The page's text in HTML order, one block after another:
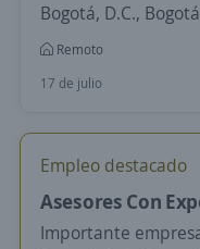
Bogotá, D.C.,
Remoto
17 de julio
Empleo destacado
Asesores Con
Importante